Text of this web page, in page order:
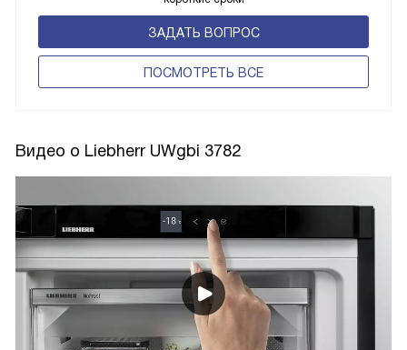
ЗАДАТЬ ВОПРОС
ПОCМОТРЕТЬ ВСЕ
Видео о Liebherr UWgbi 3782